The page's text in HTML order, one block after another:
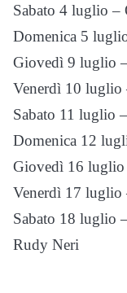
Sabato 4 luglio –
Domenica 5
Giovedì 9 luglio
Venerdì 10 luglio
Sabato 11 luglio
Domenica 12
Giovedì 16
Venerdì 17 luglio
Sabato 18 luglio
Rudy Neri